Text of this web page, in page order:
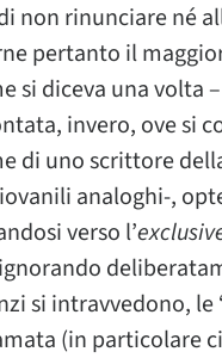
non rinunciare né
pertanto il
si diceva una volta
invero, ove si
di uno scrittore
analoghi-,
verso l’
si intravvedono, le
(in particolare